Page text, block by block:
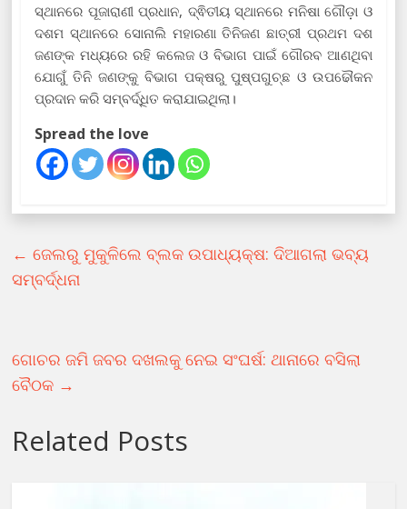
ସ୍ଥାନରେ ପୂଜାରାଣୀ ପ୍ରଧାନ, ଦ୍ଵିତୀୟ ସ୍ଥାନରେ ମନିଷା ଗୌଡ଼ା ଓ
ଦଶମ ସ୍ଥାନରେ ସୋନାଲି ମହାରଣା ତିନିଜଣ ଛାତ୍ରୀ ପ୍ରଥମ ଦଶ
ଜଣଙ୍କ ମଧ୍ୟରେ ରହି କଲେଜ ଓ ବିଭାଗ ପାଇଁ ଗୌରବ ଆଣଥିବା
ଯୋଗୁଁ ତିନି ଜଣଙ୍କୁ ବିଭାଗ ପକ୍ଷରୁ ପୁଷ୍ପଗୁଚ୍ଛ ଓ ଉପଢୌକନ
ପ୍ରଦାନ କରି ସମ୍ବର୍ଦ୍ଧିତ କରାଯାଇଥିଲା।
Spread the love
← ଜେଲରୁ ମୁକୁଳିଲେ ବ୍ଲକ ଉପାଧ୍ୟକ୍ଷ: ଦିଆଗଲା ଭବ୍ୟ
ସମ୍ବର୍ଦ୍ଧନା
ଗୋଚର ଜମି ଜବର ଦଖଲକୁ ନେଇ ସଂଘର୍ଷ: ଥାନାରେ ବସିଲା
ବୈଠକ →
Related Posts